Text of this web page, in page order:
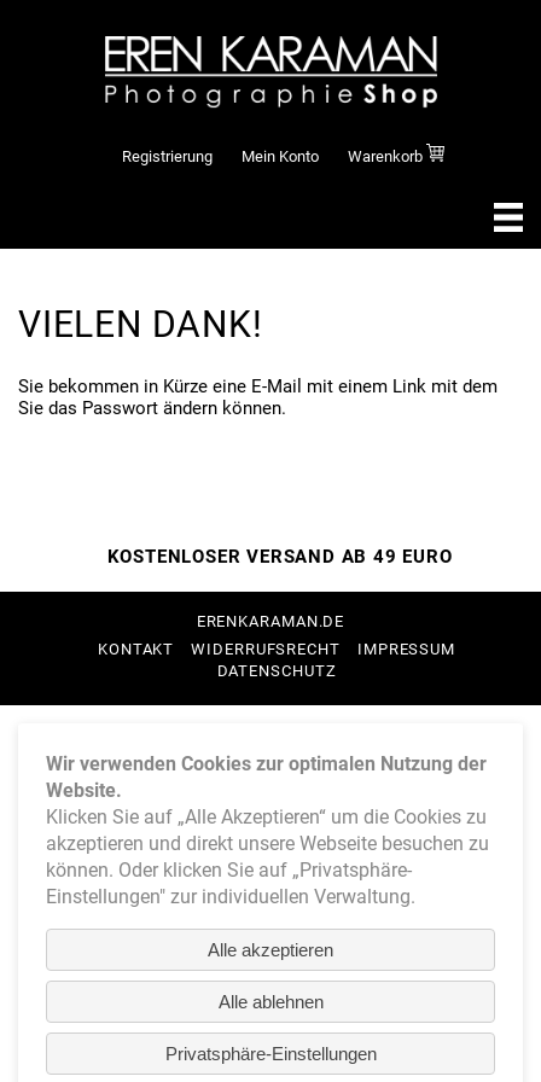
Registrierung Mein Konto Warenkorb
VIELEN DANK!
Sie bekommen in Kürze eine E-Mail mit einem Link mit dem
Sie das Passwort ändern können.
KOSTENLOSER VERSAND AB 49 EURO
ERENKARAMAN.DE
NAVIGATION
ÜBERSPRINGEN
KONTAKT WIDERRUFSRECHT
IMPRESSUM
DATENSCHUTZ
Wir verwenden Cookies zur optimalen Nutzung der
Website.
Klicken Sie auf „Alle Akzeptieren“ um die Cookies zu
akzeptieren und direkt unsere Webseite besuchen zu
können. Oder klicken Sie auf „Privatsphäre-
Einstellungen" zur individuellen Verwaltung.
Alle akzeptieren
Alle ablehnen
Privatsphäre-Einstellungen